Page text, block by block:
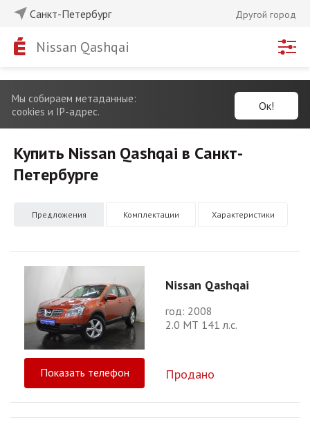
Санкт-Петербург Другой город
Nissan Qashqai
Мы собираем метаданные:
cookies и IP-адрес.
Ок!
Купить Nissan Qashqai в Санкт-
Петербурге
Предложения Комплектации Характеристики
Nissan Qashqai
год: 2008
2.0 МТ 141 л.с.
Показать телефон Продано